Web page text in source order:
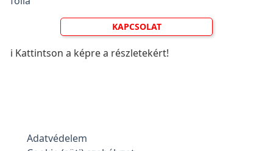
KAPCSOLAT
ℹ️ Kattintson a képre a részletekért!
Adatvédelem